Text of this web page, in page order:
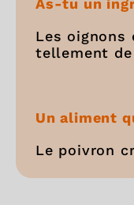
As-tu un
Les oignons
tellement de
Un aliment
Le poivron